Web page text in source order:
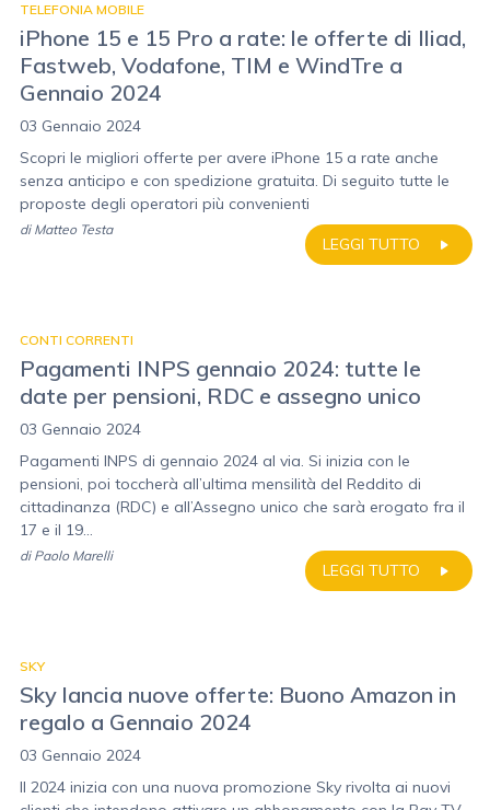
TELEFONIA MOBILE
iPhone 15 e 15 Pro a rate: le offerte di Iliad,
Fastweb, Vodafone, TIM e WindTre a
Gennaio 2024
03 Gennaio 2024
Scopri le migliori offerte per avere iPhone 15 a rate anche
senza anticipo e con spedizione gratuita. Di seguito tutte le
proposte degli operatori più convenienti
LEGGI TUTTO
di Matteo Testa
CONTI CORRENTI
Pagamenti INPS gennaio 2024: tutte le
date per pensioni, RDC e assegno unico
03 Gennaio 2024
Pagamenti INPS di gennaio 2024 al via. Si inizia con le
pensioni, poi toccherà all’ultima mensilità del Reddito di
cittadinanza (RDC) e all’Assegno unico che sarà erogato fra il
17 e il 19...
LEGGI TUTTO
di Paolo Marelli
SKY
Sky lancia nuove offerte: Buono Amazon in
regalo a Gennaio 2024
03 Gennaio 2024
Il 2024 inizia con una nuova promozione Sky rivolta ai nuovi